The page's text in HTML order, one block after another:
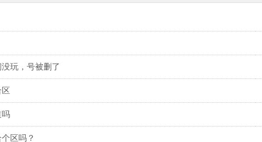
玩，号被删了
吗
区吗？